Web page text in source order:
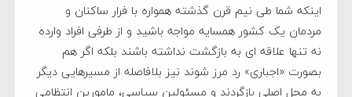
اینکه شما طی نیم قرن گذشته همواره با فرار ساکنان و
مردمان یک کشور همسایه مواجه باشید و از طرفی افراد وارده
نه تنها علاقه ای به بازگشت نداشته باشند بلکه اگر هم
بصورت «اجباری» رد مرز شوند نیز بلافاصله از مسیرهایی دیگر
به محل اصلی بازگردند و مسئولین سیاسی، مامورین انتظامی